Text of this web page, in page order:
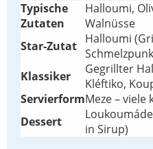
Typische
Zutaten
Halloumi,
Walnüsse
Star-Zutat Halloumi
Klassiker
Gegrillter
Kléftiko,
ServierformMeze – viele
Dessert
in Sirup)